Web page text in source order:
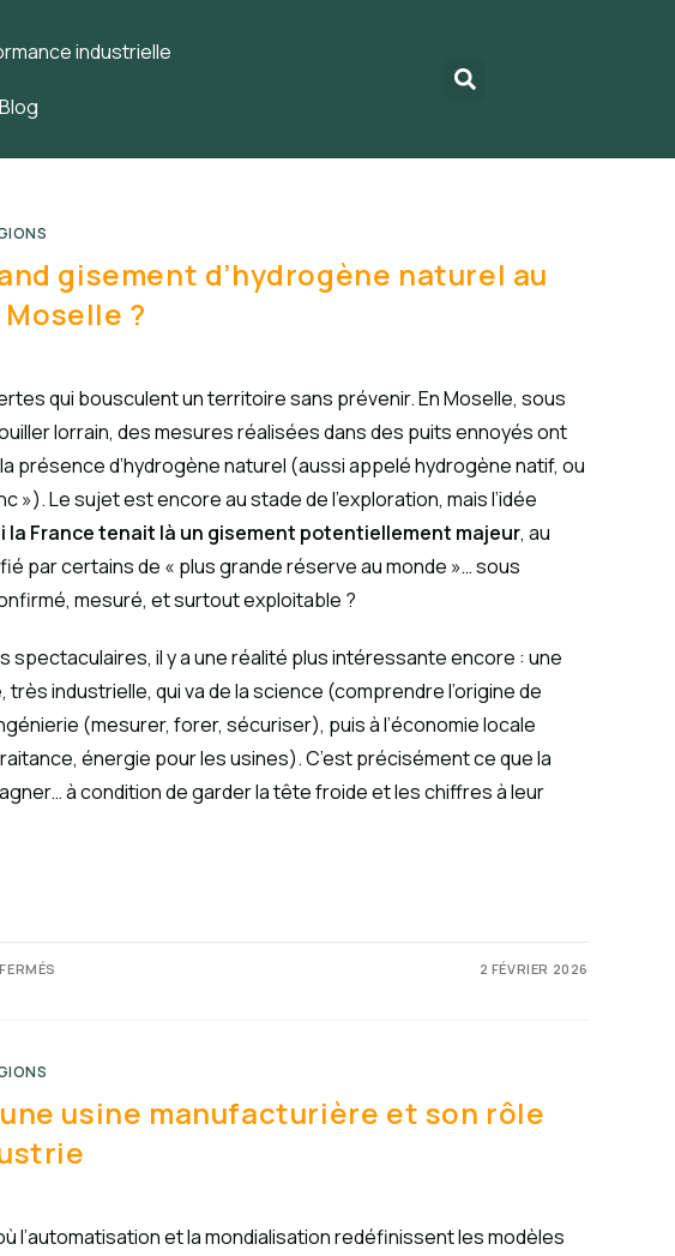
industrielle
Blog
gisement d’hydrogène naturel au
?
qui bousculent un territoire sans prévenir. En Moselle, sous
lorrain, des mesures réalisées dans des puits ennoyés ont
présence d’hydrogène naturel (aussi appelé hydrogène natif, ou
»). Le sujet est encore au stade de l’exploration, mais l’idée
la France tenait là un gisement potentiellement majeur, au
par certains de « plus grande réserve au monde »… sous
mesuré, et surtout exploitable ?
spectaculaires, il y a une réalité plus intéressante encore : une
industrielle, qui va de la science (comprendre l’origine de
(mesurer, forer, sécuriser), puis à l’économie locale
énergie pour les usines). C’est précisément ce que la
à condition de garder la tête froide et les chiffres à leur
2 FÉVRIER 2026
une usine manufacturière et son rôle
l’automatisation et la mondialisation redéfinissent les modèles